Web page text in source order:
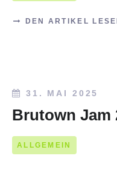
DEN ARTIKEL
31. MAI 2025
Brutown Jam
ALLGEMEIN